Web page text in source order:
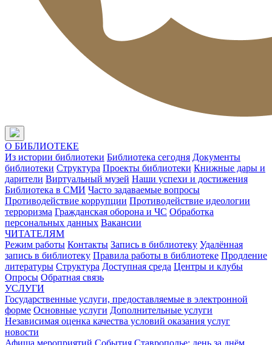
О БИБЛИОТЕКЕ
Из истории библиотеки Библиотека сегодня Документы
библиотеки Структура Проекты библиотеки Книжные дары и
дарители Виртуальный музей Наши успехи и достижения
Библиотека в СМИ Часто задаваемые вопросы
Противодействие коррупции Противодействие идеологии
терроризма Гражданская оборона и ЧС Обработка
персональных данных Вакансии
ЧИТАТЕЛЯМ
Режим работы Контакты Запись в библиотеку Удалённая
запись в библиотеку Правила работы в библиотеке Продление
литературы Структура Доступная среда Центры и клубы
Опросы Обратная связь
УСЛУГИ
Государственные услуги, предоставляемые в электронной
форме Основные услуги Дополнительные услуги
Независимая оценка качества условий оказания услуг
новости
Афиша мероприятий События Ставрополье: день за днём